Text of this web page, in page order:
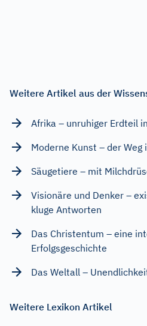
Weitere Artikel aus der
Afrika – unruhiger Erdteil
Moderne Kunst – der
Säugetiere – mit
Visionäre und Denker –
kluge Antworten
Das Christentum – eine
Erfolgsgeschichte
Das Weltall –
Weitere Lexikon Artikel